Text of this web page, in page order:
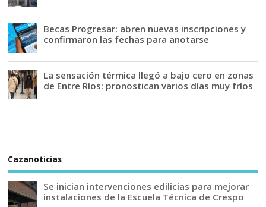
Becas Progresar: abren nuevas inscripciones y
confirmaron las fechas para anotarse
La sensación térmica llegó a bajo cero en zonas
de Entre Ríos: pronostican varios días muy fríos
Cazanoticias
Se inician intervenciones edilicias para mejorar
instalaciones de la Escuela Técnica de Crespo